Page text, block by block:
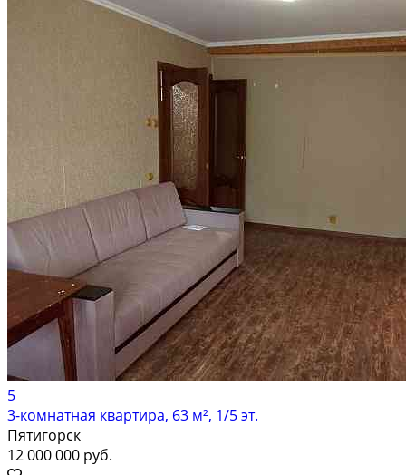
5
3-комнатная квартира, 63 м², 1/5 эт.
Пятигорск
12 000 000 руб.